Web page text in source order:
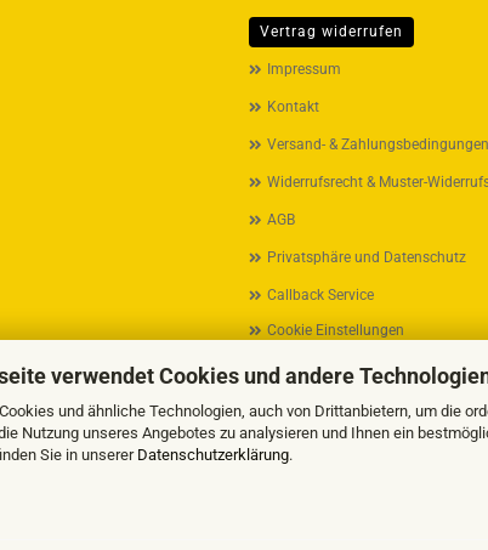
verwendet Cookies und andere
und ähnliche Technologien, auch von Drittanbietern, um die
Nutzung unseres Angebotes zu analysieren und Ihnen ein
Sie in unserer Datenschutzerklärung.
MEHR ÜBER...
Impressum
Kontakt
Versand- & Zahlungsbedingungen
Widerrufsrecht & Muster-
AGB
Privatsphäre und Datenschutz
Callback Service
Cookie Einstellungen
Vertrag widerrufen